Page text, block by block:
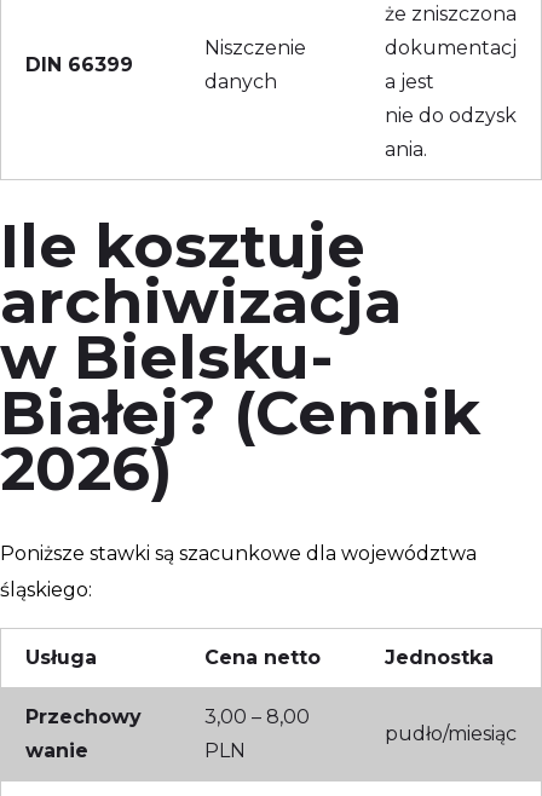
DIN 66399
Niszczenie
danych
że zniszczona
dokumentacj
a jest
nie do odzysk
ania.
Ile kosztuje
archiwizacja
w Bielsku-
Białej? (Cennik
2026)
Poniższe stawki są szacunkowe dla województwa
śląskiego:
Usługa Cena netto Jednostka
Przechowy
wanie
3,00 – 8,00
PLN
pudło/miesiąc